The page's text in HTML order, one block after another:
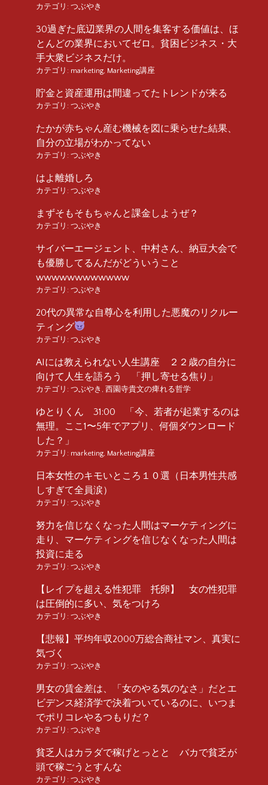
カテゴリ: つぶやき
30過ぎた底辺業界の人間を集客する価値は、ほ
とんどの業界においてゼロ。貧困ビジネス・大
手大衆ビジネスだけ。
カテゴリ: marketing Marketing講座
貯金と資産運用は間違ってたトレンドが来る
カテゴリ: つぶやき
たかが赤ちゃん産む機械を図に乗らせた結果、
自分の立場がわかってない
カテゴリ: つぶやき
はよ離婚しろ
カテゴリ: つぶやき
まずそもそもちゃんと課金しようぜ？
カテゴリ: つぶやき
サイバーエージェント、中村さん、納豆大会で
も優勝してるんだがどういうこと
wwwwwwwwwwww
カテゴリ: つぶやき
20代の異常な自尊心を利用した悪魔のリクルー
ティング
カテゴリ: つぶやき
AIには教えられない人生講座 ２２歳の自分に
向けて人生を語ろう 「押し寄せる焦り」
カテゴリ: つぶやき 西園寺貴文の痺れる哲学
ゆとりくん 31:00 「今、若者が起業するのは
無理。ここ1〜5年でアプリ、何個ダウンロード
した？」
カテゴリ: marketing Marketing講座
日本女性のキモいところ１０選（日本男性共感
しすぎて全員涙）
カテゴリ: つぶやき
努力を信じなくなった人間はマーケティングに
走り、マーケティングを信じなくなった人間は
投資に走る
カテゴリ: つぶやき
【レイプを超える性犯罪 托卵】 女の性犯罪
は圧倒的に多い、気をつけろ
カテゴリ: つぶやき
【悲報】平均年収2000万総合商社マン、真実に
気づく
カテゴリ: つぶやき
男女の賃金差は、「女のやる気のなさ」だとエ
ビデンス経済学で決着ついているのに、いつま
でポリコレやるつもりだ？
カテゴリ: つぶやき
貧乏人はカラダで稼げとっとと バカで貧乏が
頭で稼ごうとすんな
カテゴリ: つぶやき